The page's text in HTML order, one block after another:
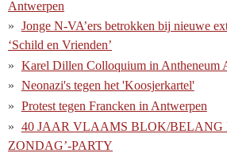
Antwerpen
Jonge N-VA’ers betrokken bij nieuwe
‘Schild en Vrienden’
Karel Dillen Colloquium in Antheneum
Neonazi's tegen het 'Koosjerkartel'
Protest tegen Francken in Antwerpen
40 JAAR VLAAMS BLOK/BELANG
ZONDAG’-PARTY